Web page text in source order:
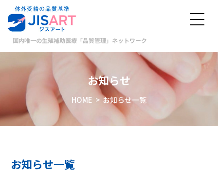
国内唯一の生殖補助医療「品質管理」ネットワーク
お知らせ
HOME > お知らせ一覧
お知らせ一覧